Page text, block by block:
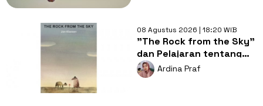
08 Agustus 2026 | 18:20 WIB
"The Rock from the Sky"
dan Pelajaran tentang
Berani Menghadapi
Perubahan
Ardina Praf